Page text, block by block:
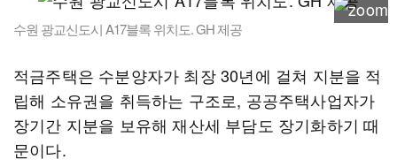
수원 광교신도시 A17블록 위치도. GH 제공
적금주택은 수분양자가 최장 30년에 걸쳐 지분을 적
립해 소유권을 취득하는 구조로, 공공주택사업자가
장기간 지분을 보유해 재산세 부담도 장기화하기 때
문이다.